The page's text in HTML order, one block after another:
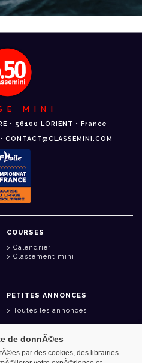
MINI
• 56100 LORIENT • France
COURSES
Calendrier
Classement mini
PETITES ANNONCES
Toutes les annonces
de donnÃ©es
par des cookies, des librairies